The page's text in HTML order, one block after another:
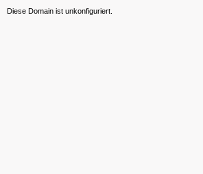
Diese Domain ist unkonfiguriert.